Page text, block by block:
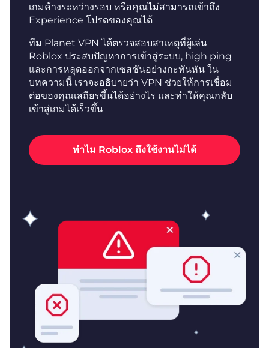
เกมค้างระหว่างรอบ หรือคุณไม่สามารถเข้าถึง
Experience โปรดของคุณได้
ทีม Planet VPN ได้ตรวจสอบสาเหตุที่ผู้เล่น
Roblox ประสบปัญหาการเข้าสู่ระบบ, high ping
และการหลุดออกจากเซสชันอย่างกะทันหัน ใน
บทความนี้ เราจะอธิบายว่า VPN ช่วยให้การเชื่อม
ต่อของคุณเสถียรขึ้นได้อย่างไร และทำให้คุณกลับ
เข้าสู่เกมได้เร็วขึ้น
ทำไม Roblox ถึงใช้งานไม่ได้